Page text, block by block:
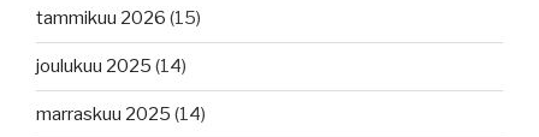
tammikuu 2026 (15)
joulukuu 2025 (14)
marraskuu 2025 (14)